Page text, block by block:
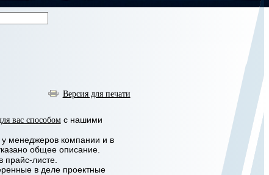
Версия для печати
вас способомс нашими
у менеджеров компании и в
общее описание.
в прайс-листе.
в деле проектные